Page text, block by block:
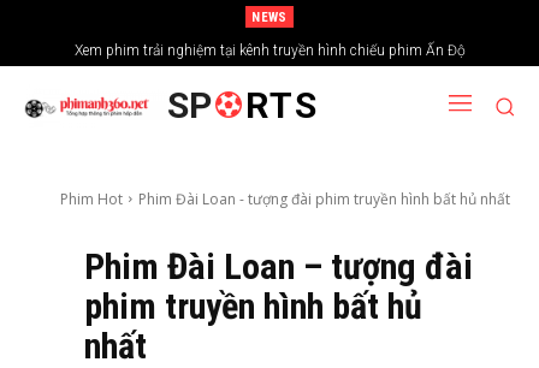
NEWS
Xem phim trải nghiệm tại kênh truyền hình chiếu phim Ấn Độ
Tìm hiểu về Phim cô dâu 8 tuổi: Những Điều Bạn Cần Biết
SP RTS
Phim Hot Phim Đài Loan - tượng đài phim truyền hình bất hủ nhất
Phim Đài Loan – tượng đài
phim truyền hình bất hủ
nhất